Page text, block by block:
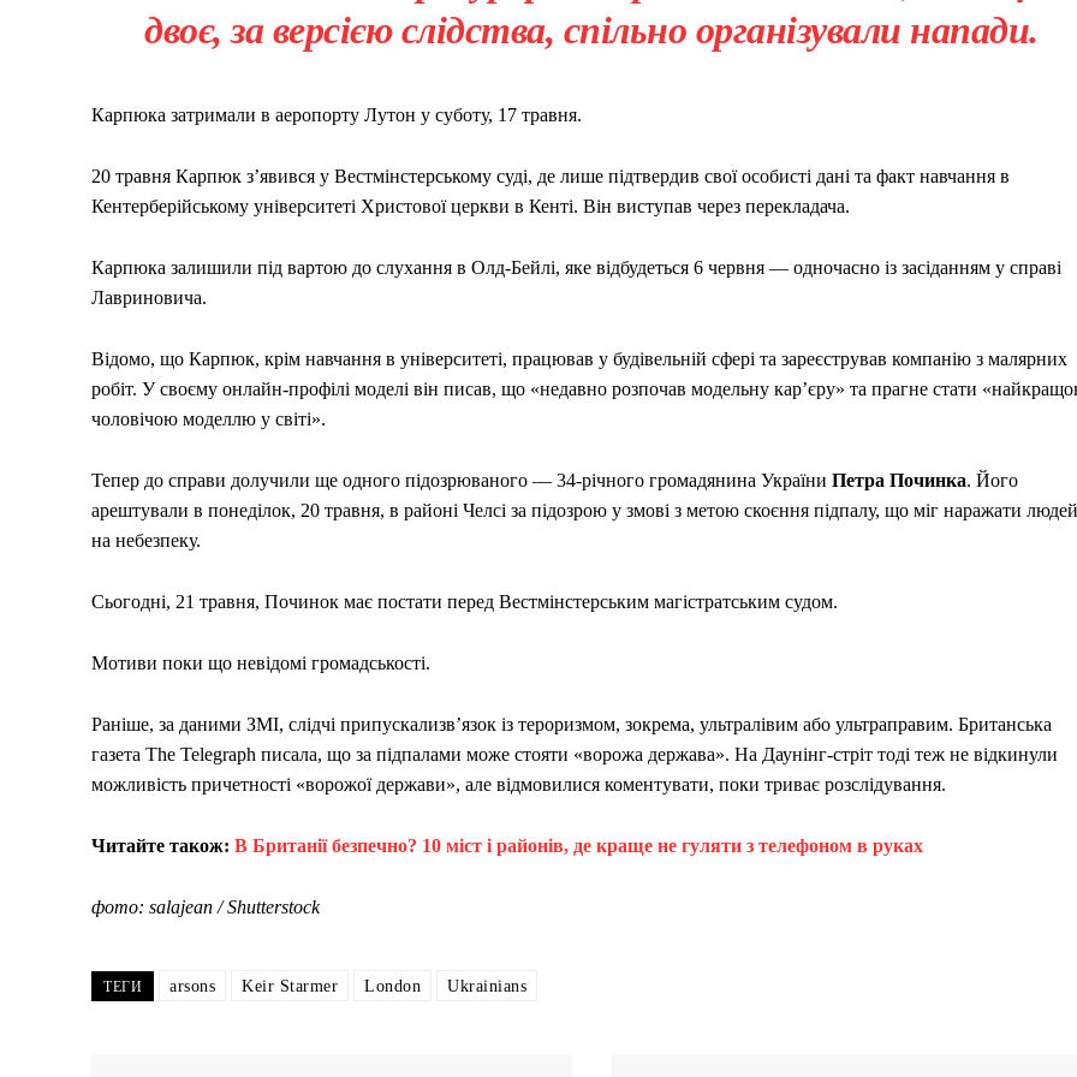
двоє, за версією слідства, спільно організували напади.
Карпюка затримали в аеропорту Лутон у суботу, 17 травня.
20 травня Карпюк з’явився у Вестмінстерському суді, де лише підтвердив свої особисті дані та факт навчання в
Кентерберійському університеті Христової церкви в Кенті. Він виступав через перекладача.
Карпюка залишили під вартою до слухання в Олд-Бейлі, яке відбудеться 6 червня — одночасно із засіданням у справі
Лавриновича.
Відомо, що Карпюк, крім навчання в університеті, працював у будівельній сфері та зареєстрував компанію з малярних
робіт. У своєму онлайн-профілі моделі він писав, що «недавно розпочав модельну кар’єру» та прагне стати
чоловічою моделлю у світі».
Тепер до справи долучили ще одного підозрюваного — 34-річного громадянина України Петра Починка. Його
арештували в понеділок, 20 травня, в районі Челсі за підозрою у змові з метою скоєння підпалу, що міг наражати людей
на небезпеку.
Сьогодні, 21 травня, Починок має постати перед Вестмінстерським магістратським судом.
Мотиви поки що невідомі громадськості.
Раніше, за даними ЗМІ, слідчі припускализв’язок із тероризмом, зокрема, ультралівим або ультраправим. Британська
газета The Telegraph писала, що за підпалами може стояти «ворожа держава». На Даунінг-стріт тоді теж не відкинули
можливість причетності «ворожої держави», але відмовилися коментувати, поки триває розслідування.
Читайте також: В Британії безпечно? 10 міст і районів, де краще не гуляти з телефоном в руках
фото: salajean / Shutterstock
ТЕГИ arsons Keir Starmer London Ukrainians